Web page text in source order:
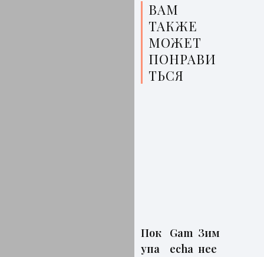
ВАМ
ТАКЖЕ
МОЖЕТ
ПОНРАВИ
ТЬСЯ
Пок
упа
Gam
echa
Зим
нее